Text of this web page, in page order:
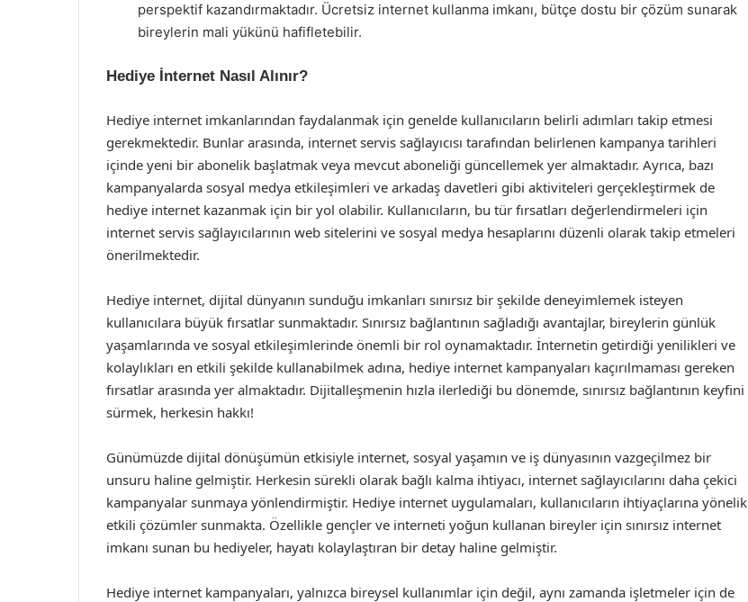
perspektif kazandırmaktadır. Ücretsiz internet kullanma imkanı, bütçe dostu bir çözüm sunarak
bireylerin mali yükünü hafifletebilir.
Hediye İnternet Nasıl Alınır?
Hediye internet imkanlarından faydalanmak için genelde kullanıcıların belirli adımları takip etmesi
gerekmektedir. Bunlar arasında, internet servis sağlayıcısı tarafından belirlenen kampanya tarihleri
içinde yeni bir abonelik başlatmak veya mevcut aboneliği güncellemek yer almaktadır. Ayrıca, bazı
kampanyalarda sosyal medya etkileşimleri ve arkadaş davetleri gibi aktiviteleri gerçekleştirmek de
hediye internet kazanmak için bir yol olabilir. Kullanıcıların, bu tür fırsatları değerlendirmeleri için
internet servis sağlayıcılarının web sitelerini ve sosyal medya hesaplarını düzenli olarak takip etmeleri
önerilmektedir.
Hediye internet, dijital dünyanın sunduğu imkanları sınırsız bir şekilde deneyimlemek isteyen
kullanıcılara büyük fırsatlar sunmaktadır. Sınırsız bağlantının sağladığı avantajlar, bireylerin günlük
yaşamlarında ve sosyal etkileşimlerinde önemli bir rol oynamaktadır. İnternetin getirdiği yenilikleri ve
kolaylıkları en etkili şekilde kullanabilmek adına, hediye internet kampanyaları kaçırılmaması gereken
fırsatlar arasında yer almaktadır. Dijitalleşmenin hızla ilerlediği bu dönemde, sınırsız bağlantının keyfini
sürmek, herkesin hakkı!
Günümüzde dijital dönüşümün etkisiyle internet, sosyal yaşamın ve iş dünyasının vazgeçilmez bir
unsuru haline gelmiştir. Herkesin sürekli olarak bağlı kalma ihtiyacı, internet sağlayıcılarını daha çekici
kampanyalar sunmaya yönlendirmiştir. Hediye internet uygulamaları, kullanıcıların ihtiyaçlarına yönelik
etkili çözümler sunmakta. Özellikle gençler ve interneti yoğun kullanan bireyler için sınırsız internet
imkanı sunan bu hediyeler, hayatı kolaylaştıran bir detay haline gelmiştir.
Hediye internet kampanyaları, yalnızca bireysel kullanımlar için değil, aynı zamanda işletmeler için de